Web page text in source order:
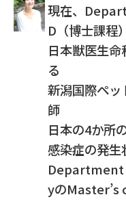
現在、
D（博士課程）
日本獣医生
る
新潟国際ペ
師
日本の4か所
感染症の発生
Department
yのMaster’s